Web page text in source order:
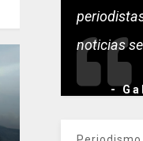
noticias
-